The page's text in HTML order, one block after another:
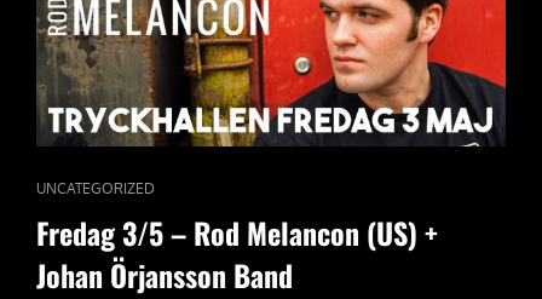
CAT
LINKS
UNCATEGORIZED
Fredag 3/5 – Rod Melancon (US) +
Johan Örjansson Band